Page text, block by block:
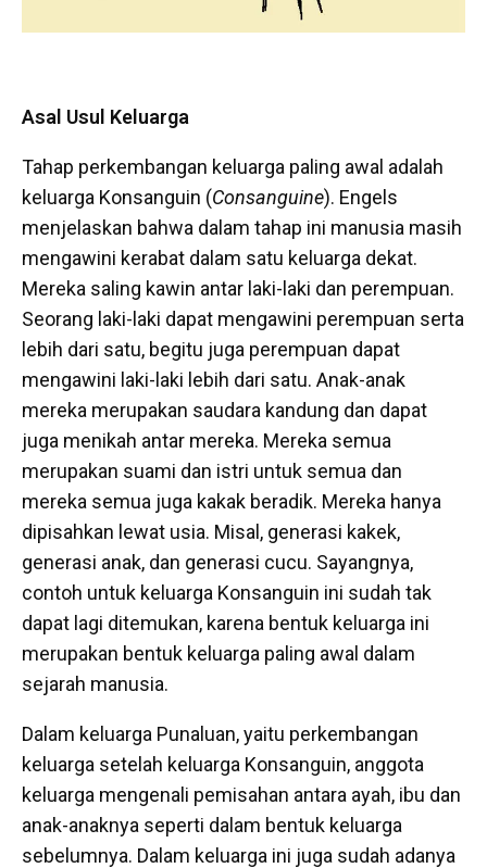
Asal Usul Keluarga
Tahap perkembangan keluarga paling awal adalah
keluarga Konsanguin (Consanguine). Engels
menjelaskan bahwa dalam tahap ini manusia masih
mengawini kerabat dalam satu keluarga dekat.
Mereka saling kawin antar laki-laki dan perempuan.
Seorang laki-laki dapat mengawini perempuan serta
lebih dari satu, begitu juga perempuan dapat
mengawini laki-laki lebih dari satu. Anak-anak
mereka merupakan saudara kandung dan dapat
juga menikah antar mereka. Mereka semua
merupakan suami dan istri untuk semua dan
mereka semua juga kakak beradik. Mereka hanya
dipisahkan lewat usia. Misal, generasi kakek,
generasi anak, dan generasi cucu. Sayangnya,
contoh untuk keluarga Konsanguin ini sudah tak
dapat lagi ditemukan, karena bentuk keluarga ini
merupakan bentuk keluarga paling awal dalam
sejarah manusia.
Dalam keluarga Punaluan, yaitu perkembangan
keluarga setelah keluarga Konsanguin, anggota
keluarga mengenali pemisahan antara ayah, ibu dan
anak-anaknya seperti dalam bentuk keluarga
sebelumnya. Dalam keluarga ini juga sudah adanya